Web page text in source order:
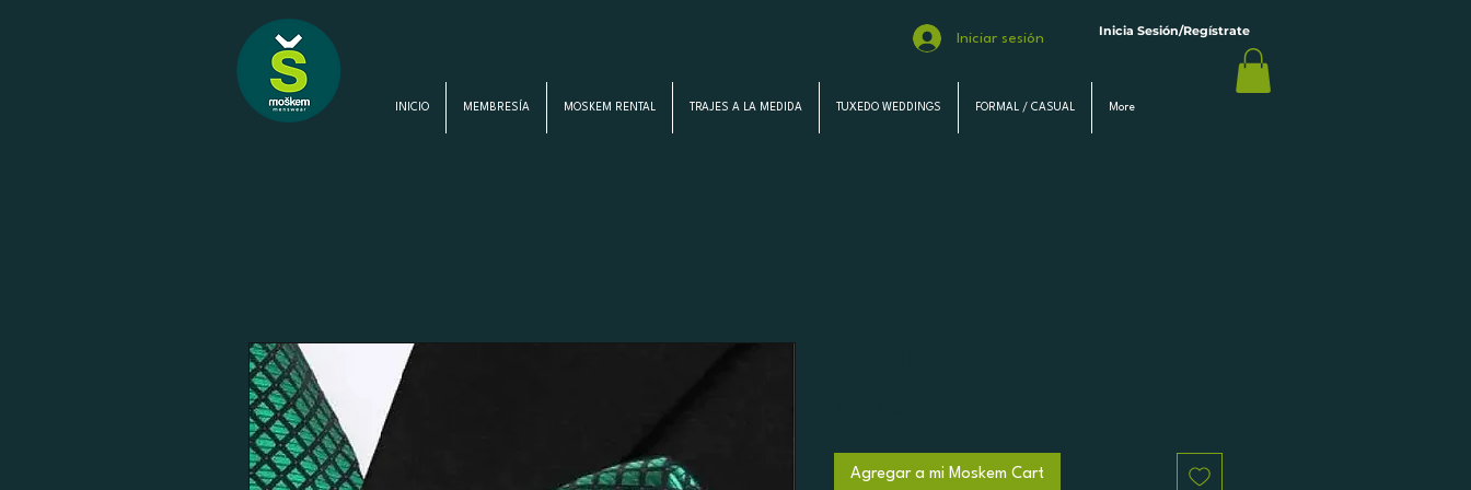
Iniciar sesión
INICIO MEMBRESÍA MOSKEM RENTAL TRAJES A LA MEDIDA TUXEDO WEDDINGS FORMAL / CASUAL More
Inicia Sesión/Regístrate
Agregar a mi Moskem Cart